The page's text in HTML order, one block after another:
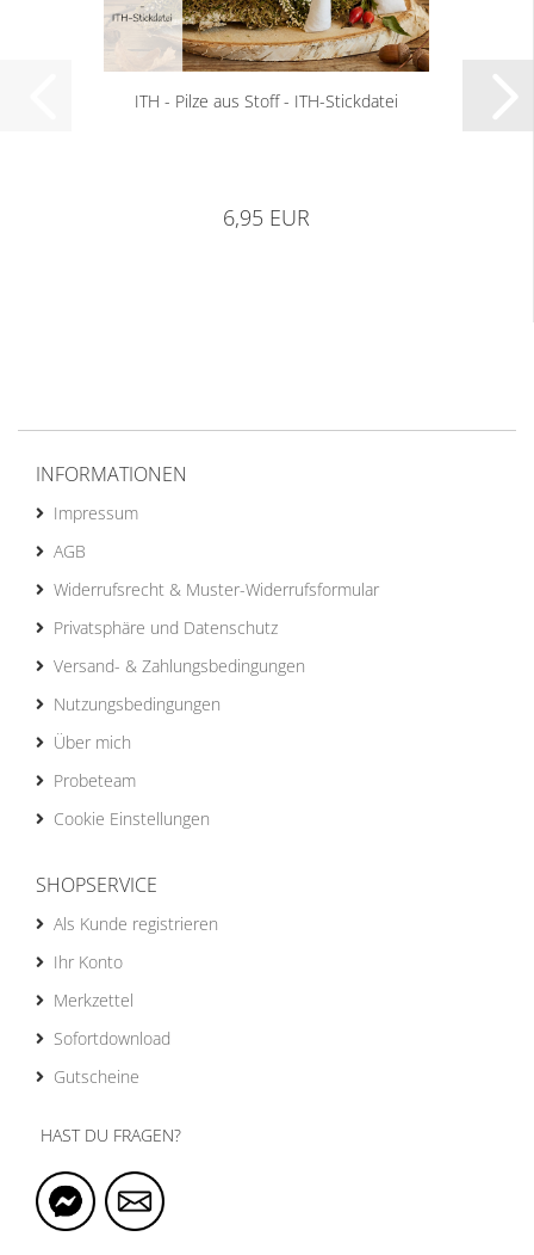
ITH - Pilze aus Stoff - ITH-Stickdatei
6,95 EUR
INFORMATIONEN
Impressum
AGB
Widerrufsrecht & Muster-Widerrufsformular
Privatsphäre und Datenschutz
Versand- & Zahlungsbedingungen
Nutzungsbedingungen
Über mich
Probeteam
Cookie Einstellungen
SHOPSERVICE
Als Kunde registrieren
Ihr Konto
Merkzettel
Sofortdownload
Gutscheine
HAST DU FRAGEN?